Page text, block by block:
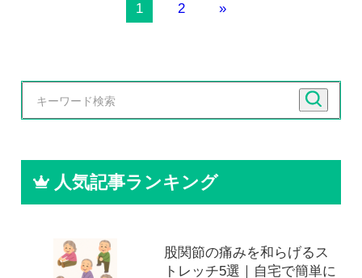
1 2 »
人気記事ランキング
股関節の痛みを和らげるス
トレッチ5選｜自宅で簡単に